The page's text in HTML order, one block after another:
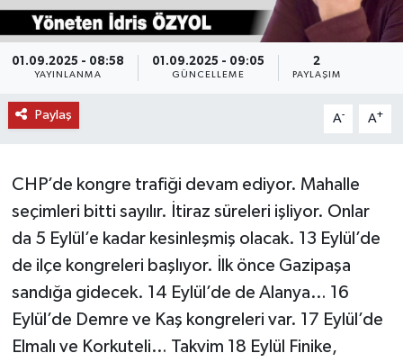
01.09.2025 - 08:58
YAYINLANMA
01.09.2025 - 09:05
GÜNCELLEME
2
PAYLAŞIM
Paylaş A- A+
CHP’de kongre trafiği devam ediyor. Mahalle
seçimleri bitti sayılır. İtiraz süreleri işliyor. Onlar
da 5 Eylül’e kadar kesinleşmiş olacak. 13 Eylül’de
de ilçe kongreleri başlıyor. İlk önce Gazipaşa
sandığa gidecek. 14 Eylül’de de Alanya… 16
Eylül’de Demre ve Kaş kongreleri var. 17 Eylül’de
Elmalı ve Korkuteli… Takvim 18 Eylül Finike,
DÜNYA
EĞİTİM
TURİZM
VİDEO HABERLER
YAZARLAR
MAGAZİN